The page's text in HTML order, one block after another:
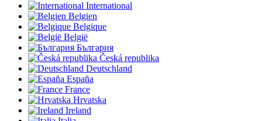
International
Belgien
Belgique
België
България
Česká republika
Deutschland
España
France
Hrvatska
Ireland